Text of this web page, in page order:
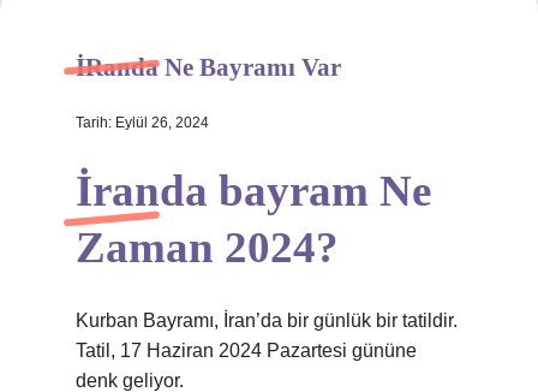
Hakkımızda
İRanda Ne Bayramı Var
Tarih: Eylül 26, 2024
İranda bayram Ne
Zaman 2024?
Kurban Bayramı, İran’da bir günlük bir tatildir.
Tatil, 17 Haziran 2024 Pazartesi gününe
denk geliyor.